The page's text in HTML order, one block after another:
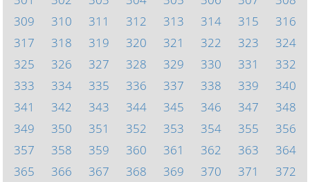
309
310 311 312 313 314 315
316
317
318 319 320 321 322 323
324
325
326 327 328 329 330 331
332
333
334 335 336 337 338 339
340
341
342 343 344 345 346 347
348
349
350 351 352 353 354 355
356
357
358 359 360 361 362 363
364
365
366 367 368 369 370 371 372